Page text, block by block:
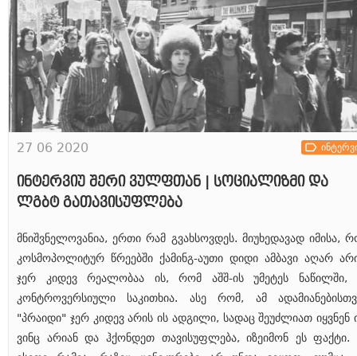
27 06 2020
ინტერვიუ შერი ვულფთან | სოციალიზმი და
ლგბტ გათავისუფლება
მნიშვნელოვანია, ერთი რამ გვახსოვდეს. მიუხედავად იმისა,
კოსმოპოლიტურ წრეებში ქამინგ-აუთი დიდი ამბავი აღარ
ჯერ კიდევ რეალობაა ის, რომ აშშ-ის უმეტეს ნაწილში,
კონტროვერსიული საკითხია. ასე რომ, ამ
"პრაიდი" ჯერ კიდევ არის ის ადგილი, სადაც შეუძლიათ იყვნენ
ვინც არიან და ჰქონდეთ თავისუფლება, იზეიმონ ეს ფაქტი.